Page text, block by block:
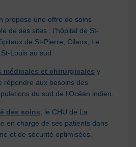
propose une offre de soins
de ses sites : l’hôpital de St-
de St-Pierre, Cilaos, Le
Louis au sud.
médicales et chirurgicales y
répondre aux besoins des
du sud de l’Océan indien.
des soins , le CHU de La
en charge de ses patients dans
et de sécurité optimisées.